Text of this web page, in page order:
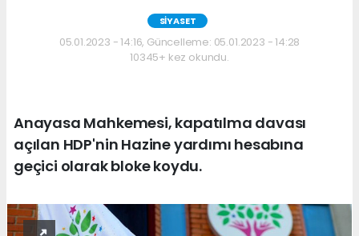
SİYASET
05.01.2023 - 14:16, Güncelleme: 05.01.2023 - 14:28
10345+ kez okundu.
Anayasa Mahkemesi, kapatılma davası
açılan HDP'nin Hazine yardımı hesabına
geçici olarak bloke koydu.